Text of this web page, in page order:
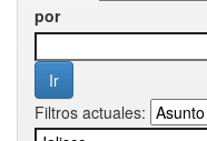
por
Filtros actuales: